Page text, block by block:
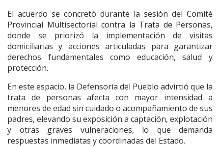
El acuerdo se concretó durante la sesión del Comité
Provincial Multisectorial contra la Trata de Personas,
donde se priorizó la implementación de visitas
domiciliarias y acciones articuladas para garantizar
derechos fundamentales como educación, salud y
protección.
En este espacio, la Defensoría del Pueblo advirtió que la
trata de personas afecta con mayor intensidad a
menores de edad sin cuidado o acompañamiento de sus
padres, elevando su exposición a captación, explotación
y otras graves vulneraciones, lo que demanda
respuestas inmediatas y coordinadas del Estado.